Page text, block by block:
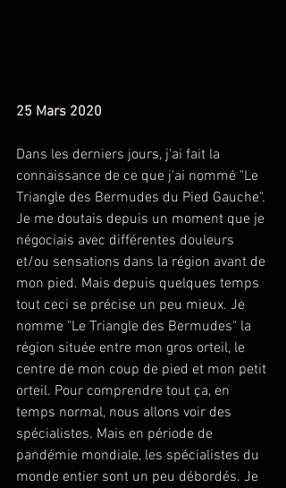
25 Mars 2020
Dans les derniers jours, j'ai fait la
connaissance de ce que j'ai nommé "Le
Triangle des Bermudes du Pied Gauche".
Je me doutais depuis un moment que je
négociais avec différentes douleurs
et/ou sensations dans la région avant de
mon pied. Mais depuis quelques temps
tout ceci se précise un peu mieux. Je
nomme "Le Triangle des Bermudes" la
région située entre mon gros orteil, le
centre de mon coup de pied et mon petit
orteil. Pour comprendre tout ça, en
temps normal, nous allons voir des
spécialistes. Mais en période de
pandémie mondiale, les spécialistes du
monde entier sont un peu débordés. Je